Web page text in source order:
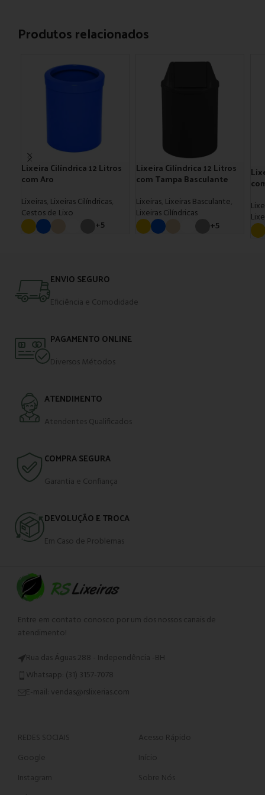
Produtos relacionados
Lixeira Cilíndrica 12 Litros
com Aro
Lixeiras, Lixeiras Cilíndricas,
Cestos de Lixo
+5
Lixeira Cilíndrica 12 Litros
com Tampa Basculante
Lixeiras, Lixeiras Basculante,
Lixeiras Cilíndricas
+5
ENVIO SEGURO
Eficiência e Comodidade
PAGAMENTO ONLINE
Diversos Métodos
ATENDIMENTO
Atendentes Qualificados
COMPRA SEGURA
Garantia e Confiança
DEVOLUÇÃO E TROCA
Em Caso de Problemas
Entre em contato conosco por um dos nossos canais de
atendimento!
Rua das Águas 288 - Independência -BH
Whatsapp: (31) 3157-7078
E-mail: vendas@rslixerias.com
REDES SOCIAIS
Google
Instagram
Acesso Rápido
Início
Sobre Nós